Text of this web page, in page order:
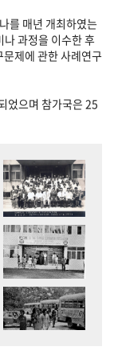
를 매년 개최하였는
과정을 이수한 후
제에 관한 사례연구
었으며 참가국은 25